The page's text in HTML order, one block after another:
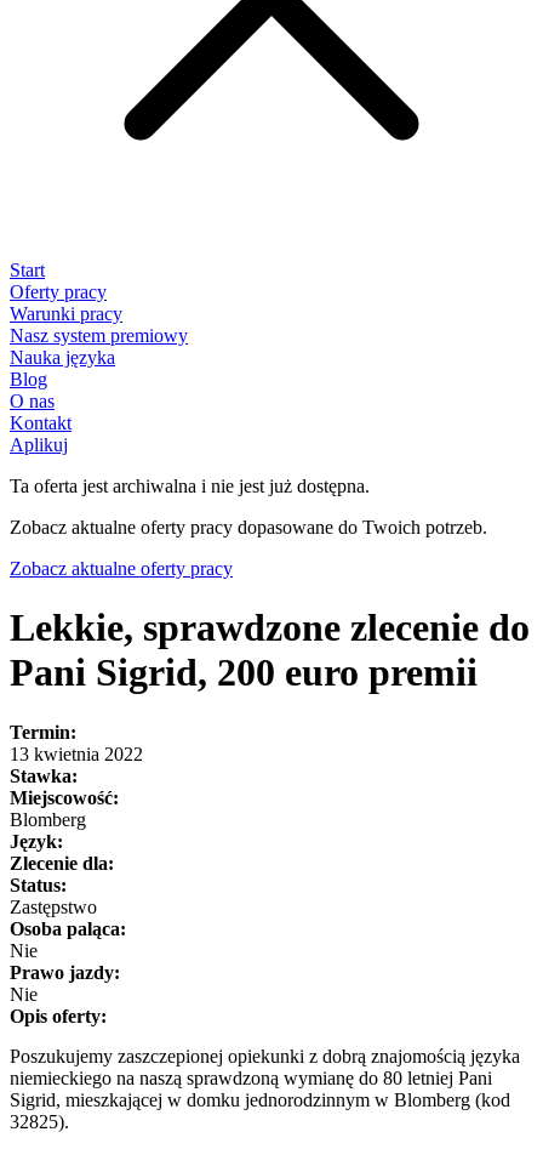
Start
Oferty pracy
Warunki pracy
Nasz system premiowy
Nauka języka
Blog
O nas
Kontakt
Aplikuj
Ta oferta jest archiwalna i nie jest już dostępna.
Zobacz aktualne oferty pracy dopasowane do Twoich potrzeb.
Zobacz aktualne oferty pracy
Lekkie, sprawdzone zlecenie do
Pani Sigrid, 200 euro premii
Termin:
13 kwietnia 2022
Stawka:
Miejscowość:
Blomberg
Język:
Zlecenie dla:
Status:
Zastępstwo
Osoba paląca:
Nie
Prawo jazdy:
Nie
Opis oferty:
Poszukujemy zaszczepionej opiekunki z dobrą znajomością języka
niemieckiego na naszą sprawdzoną wymianę do 80 letniej Pani
Sigrid, mieszkającej w domku jednorodzinnym w Blomberg (kod
32825).